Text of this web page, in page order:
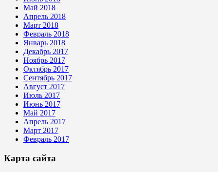
Май 2018
Апрель 2018
Март 2018
Февраль 2018
Январь 2018
Декабрь 2017
Ноябрь 2017
Октябрь 2017
Сентябрь 2017
Август 2017
Июль 2017
Июнь 2017
Май 2017
Апрель 2017
Март 2017
Февраль 2017
Карта сайта